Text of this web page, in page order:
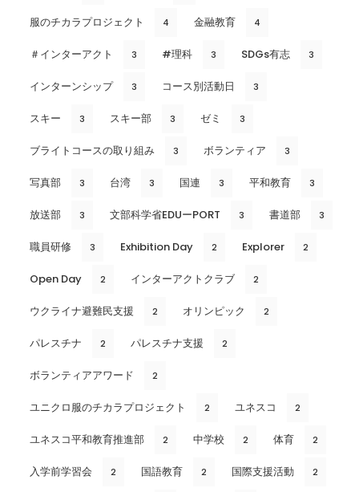
服のチカラプロジェクト 4 金融教育 4
＃インターアクト 3 #理科 3 SDGs有志 3
インターンシップ 3 コース別活動日 3
スキー 3 スキー部 3 ゼミ 3
ブライトコースの取り組み 3 ボランティア 3
写真部 3 台湾 3 国連 3 平和教育 3
放送部 3 文部科学省EDUーPORT 3 書道部 3
職員研修 3 Exhibition Day 2 Explorer 2
Open Day 2 インターアクトクラブ 2
ウクライナ避難民支援 2 オリンピック 2
パレスチナ 2 パレスチナ支援 2
ボランティアアワード 2
ユニクロ服のチカラプロジェクト 2 ユネスコ 2
ユネスコ平和教育推進部 2 中学校 2 体育 2
入学前学習会 2 国語教育 2 国際支援活動 2